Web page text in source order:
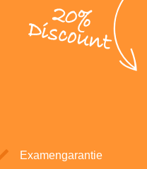
20%
Discount
Examengarantie